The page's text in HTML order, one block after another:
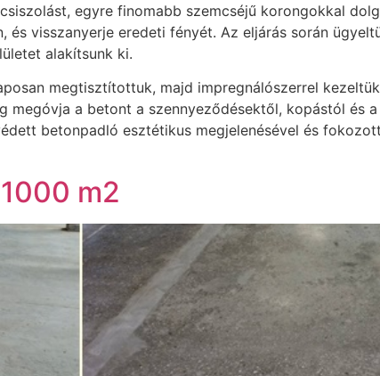
egyre finomabb szemcséjű korongokkal
visszanyerje eredeti fényét. Az eljárás során
alakítsunk ki.
megtisztítottuk, majd impregnálószerrel
megóvja a betont a szennyeződésektől, kopástól és
betonpadló esztétikus megjelenésével és
m2